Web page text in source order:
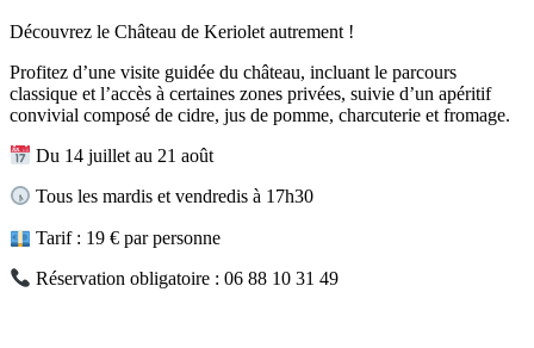
Découvrez le Château de Keriolet autrement !
Profitez d’une visite guidée du château, incluant le parcours
classique et l’accès à certaines zones privées, suivie d’un apéritif
convivial composé de cidre, jus de pomme, charcuterie et fromage.
Du 14 juillet au 21 août
Tous les mardis et vendredis à 17h30
Tarif : 19 € par personne
Réservation obligatoire : 06 88 10 31 49